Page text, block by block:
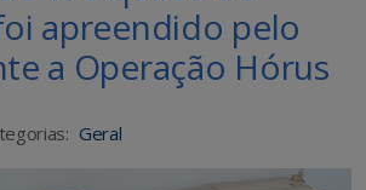
apreendido pelo
a Operação Hórus
Geral